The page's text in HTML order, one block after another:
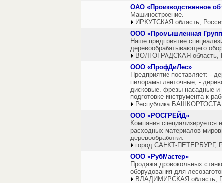
ОАО «Производственное
Машиностроение.
ИРКУТСКАЯ область,
ООО «Промышленная
Наше предприятие
деревообрабатывающего
ВОЛГОГРАДСКАЯ область,
ООО «ПрофДиЛес»
Предприятие поставляет: -
пилорамы ленточные; -
дисковые, фрезы насадные и
подготовке инструмента к
Республика
ООО «РОСГРЕЙД»
Компания специализируется
расходных материалов
деревообработки.
город САНКТ-ПЕТЕРБУРГ,
ООО «РубМастер»
Продажа дровокольных
оборудования для
ВЛАДИМИРСКАЯ область,